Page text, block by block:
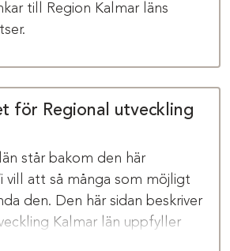
till Region Kalmar läns
för Regional utveckling
står bakom den här
vill att så många som möjligt
den. Den här sidan beskriver
Kalmar län uppfyller